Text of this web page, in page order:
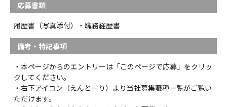
応募書類
履歴書（写真添付）・職務経歴書
備考・特記事項
・本ページからのエントリーは「このページで応募」をクリッ
クしてください。
・右下アイコン（えんとーり）より当社募集職種一覧がご覧い
ただけます。